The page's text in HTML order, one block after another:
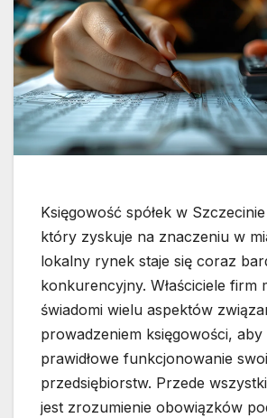
Księgowość spółek w
który zyskuje na znaczeniu w
lokalny rynek staje się coraz
konkurencyjny. Właściciele firm
świadomi wielu aspektów
prowadzeniem księgowości,
prawidłowe funkcjonowanie
przedsiębiorstw. Przede
jest zrozumienie obowiązków